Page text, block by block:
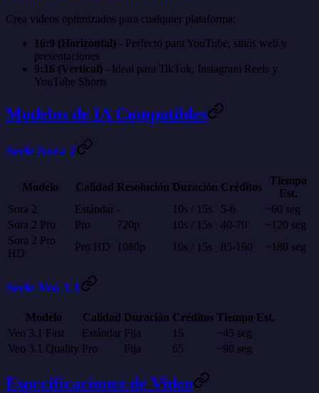
Crea videos optimizados para cualquier plataforma:
16:9 (Horizontal) - Perfecto para YouTube, sitios web y
presentaciones
9:16 (Vertical) - Ideal para TikTok, Instagram Reels y
YouTube Shorts
Modelos de IA Compatibles
Serie Sora 2
Modelo Calidad Resolución Duración Créditos
Tiempo
Est.
Sora 2
Estándar - 10s / 15s 5-6
~60 seg
Sora 2 Pro
Pro 720p 10s / 15s 40-70
~120 seg
Sora 2 Pro
HD
Pro HD 1080p 10s / 15s 85-160 ~180 seg
Serie Veo 3.1
Modelo Calidad Duración Créditos Tiempo Est.
Veo 3.1 Fast
Estándar Fija 15
~45 seg
Veo 3.1 Quality Pro Fija 65 ~90 seg
Especificaciones de Video